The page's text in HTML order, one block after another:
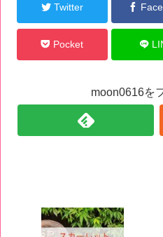
Twitter
Pocket
moon0616を